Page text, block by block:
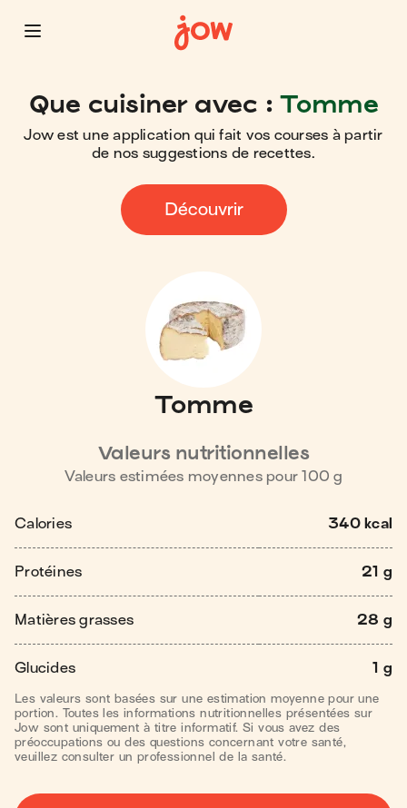
Que cuisiner avec : Tomme
Jow est une application qui fait vos courses à partir
de nos suggestions de recettes.
Découvrir
Tomme
Valeurs nutritionnelles
Valeurs estimées moyennes pour 100 g
Calories 340 kcal
Protéines 21 g
Matières grasses 28 g
Glucides 1 g
Les valeurs sont basées sur une estimation moyenne pour une
portion. Toutes les informations nutritionnelles présentées sur
Jow sont uniquement à titre informatif. Si vous avez des
préoccupations ou des questions concernant votre santé,
veuillez consulter un professionnel de la santé.